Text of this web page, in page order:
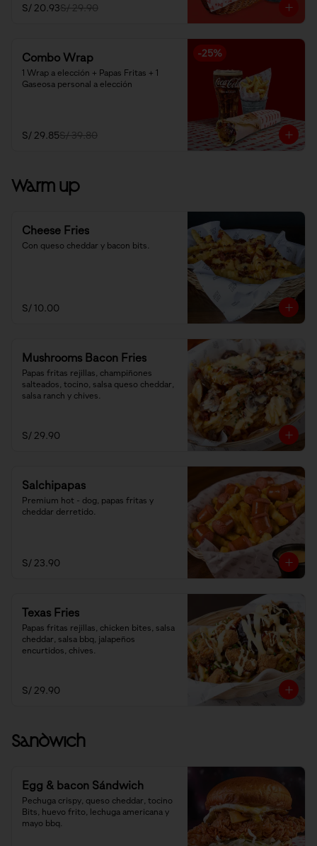
S/ 20.93S/ 29.90
-25%
Combo Wrap
1 Wrap a elección + Papas Fritas + 1
Gaseosa personal a elección
S/ 29.85S/ 39.80
Warm up
Cheese Fries
Con queso cheddar y bacon bits.
S/ 10.00
Mushrooms Bacon Fries
Papas fritas rejillas, champiñones
salteados, tocino, salsa queso cheddar,
salsa ranch y chives.
S/ 29.90
Salchipapas
Premium hot - dog, papas fritas y
cheddar derretido.
S/ 23.90
Texas Fries
Papas fritas rejillas, chicken bites, salsa
cheddar, salsa bbq, jalapeños
encurtidos, chives.
S/ 29.90
Sandwich
Egg & bacon Sándwich
Pechuga crispy, queso cheddar, tocino
Bits, huevo frito, lechuga americana y
mayo bbq.